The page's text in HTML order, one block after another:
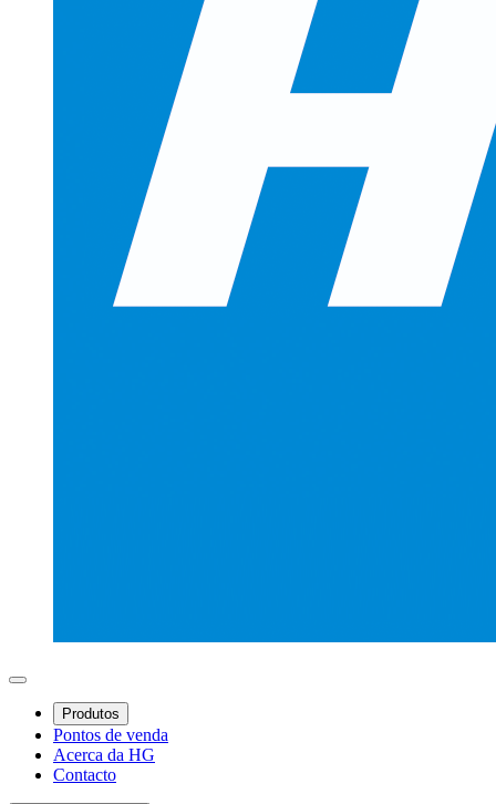
Produtos
Pontos de venda
Acerca da HG
Contacto